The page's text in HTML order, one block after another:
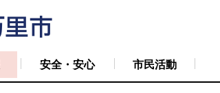
安全・安心 市民活動